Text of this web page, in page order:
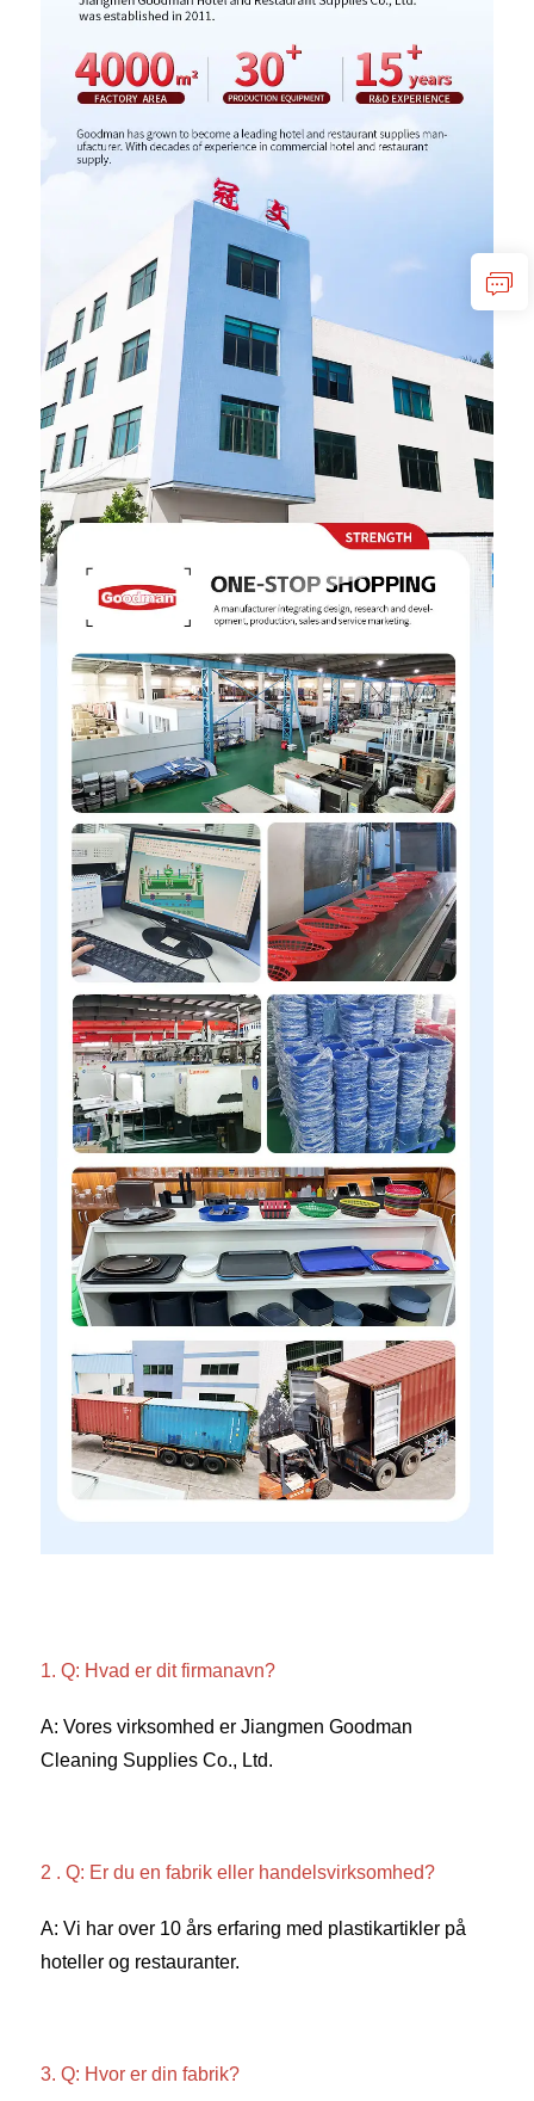
1. Q: Hvad er dit firmanavn?
A: Vores virksomhed er Jiangmen Goodman
Cleaning Supplies Co., Ltd.
2 . Q: Er du en fabrik eller handelsvirksomhed?
A: Vi har over 10 års erfaring med plastikartikler på
hoteller og restauranter.
3. Q: Hvor er din fabrik?